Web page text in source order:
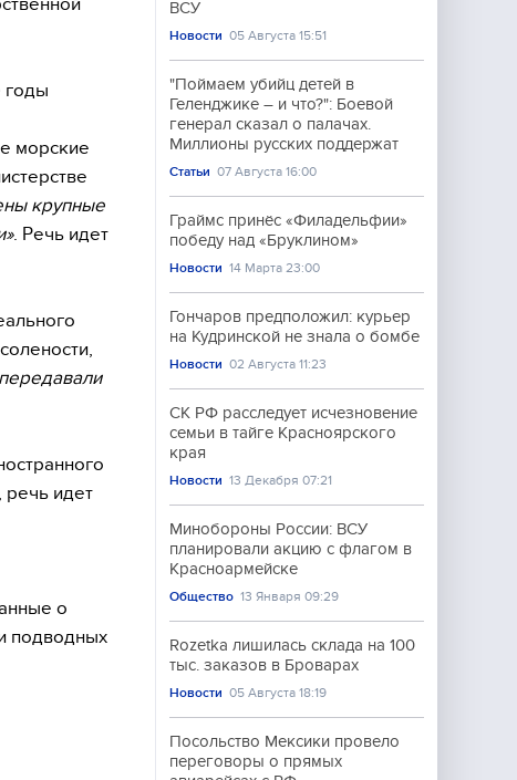
годы
морские
крупные
. Речь идет
речь идет
о
подводных
ВСУ
Новости 05 Августа 15:51
"Поймаем убийц детей в
Геленджике – и что?": Боевой
генерал сказал о палачах.
Миллионы русских поддержат
Статьи 07 Августа 16:00
Граймс принёс «Филадельфии»
победу над «Бруклином»
Новости 14 Марта 23:00
Гончаров предположил: курьер
на Кудринской не знала о бомбе
Новости 02 Августа 11:23
СК РФ расследует исчезновение
семьи в тайге Красноярского
края
Новости 13 Декабря 07:21
Минобороны России: ВСУ
планировали акцию с флагом в
Красноармейске
Общество 13 Января 09:29
Rozetka лишилась склада на 100
тыс. заказов в Броварах
Новости 05 Августа 18:19
Посольство Мексики провело
переговоры о прямых